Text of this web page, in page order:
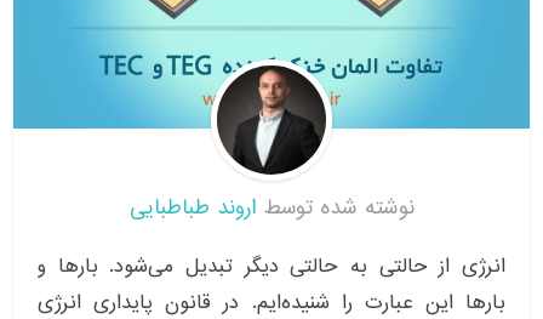
نوشته شده توسط اروند طباطبایی
انرژی از حالتی به حالتی دیگر تبدیل می‌شود. بارها و
بارها این عبارت را شنیده‌ایم. در قانون پایداری انرژی